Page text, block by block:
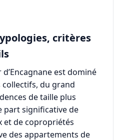
critères
est dominé
du grand
de taille plus
part significative de
et de copropriétés
des appartements de